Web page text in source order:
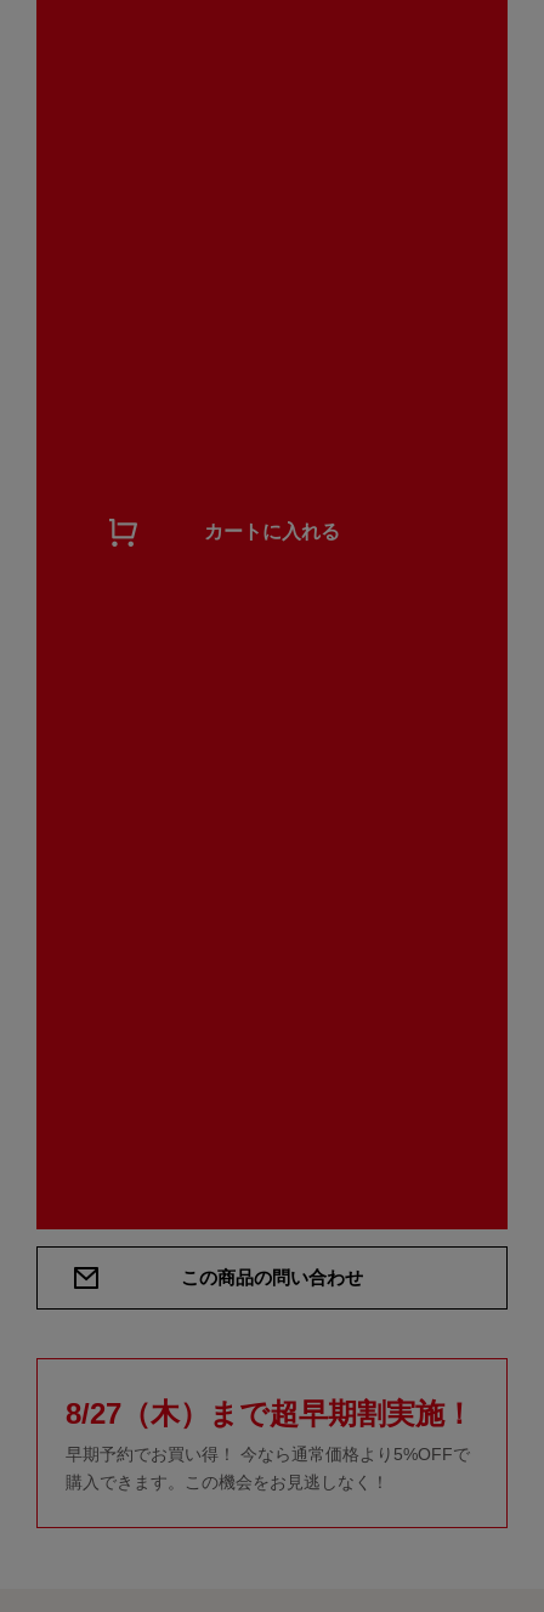
この商品の問い合わせ
8/27（木）まで超早期割実施！
早期予約でお買い得！ 今なら通常価格より5%OFFで
購入できます。この機会をお見逃しなく！